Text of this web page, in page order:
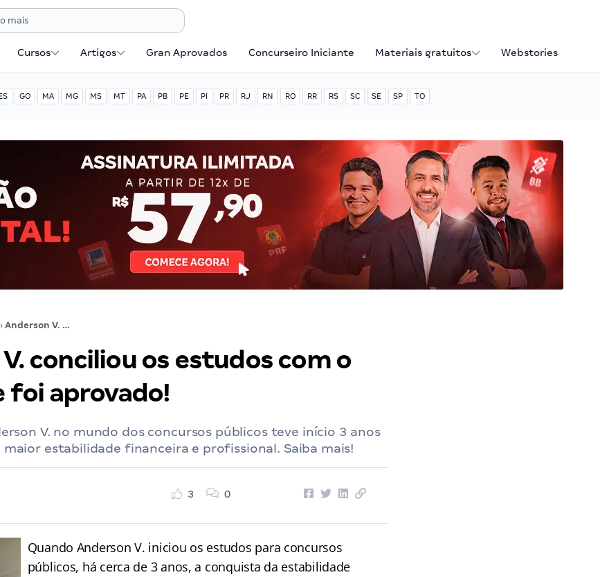
Cursos Artigos Gran Aprovados Concurseiro Iniciante Materiais gratuitos Webstories
GO MA MG MS MT PA PB PE PI PR RJ RN RO RR RS SC SE SP TO
Anderson V. conciliou os estudos com o trabalho e foi aprovado!
conciliou os estudos com o
foi aprovado!
V. no mundo dos concursos públicos teve início 3 anos
maior estabilidade financeira e profissional. Saiba mais!
3 0
Quando Anderson V. iniciou os estudos para concursos
públicos, há cerca de 3 anos, a conquista da estabilidade